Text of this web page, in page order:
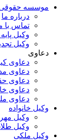
موسسه حقوقی
درباره ما
تماس با
وکیل
وکیل
دعاوی
دعاوی
دعاوی
دعاوی
دعاوی
دعاوی
وکیل خانواده
وکیل
وکیل
وکیل ملکی